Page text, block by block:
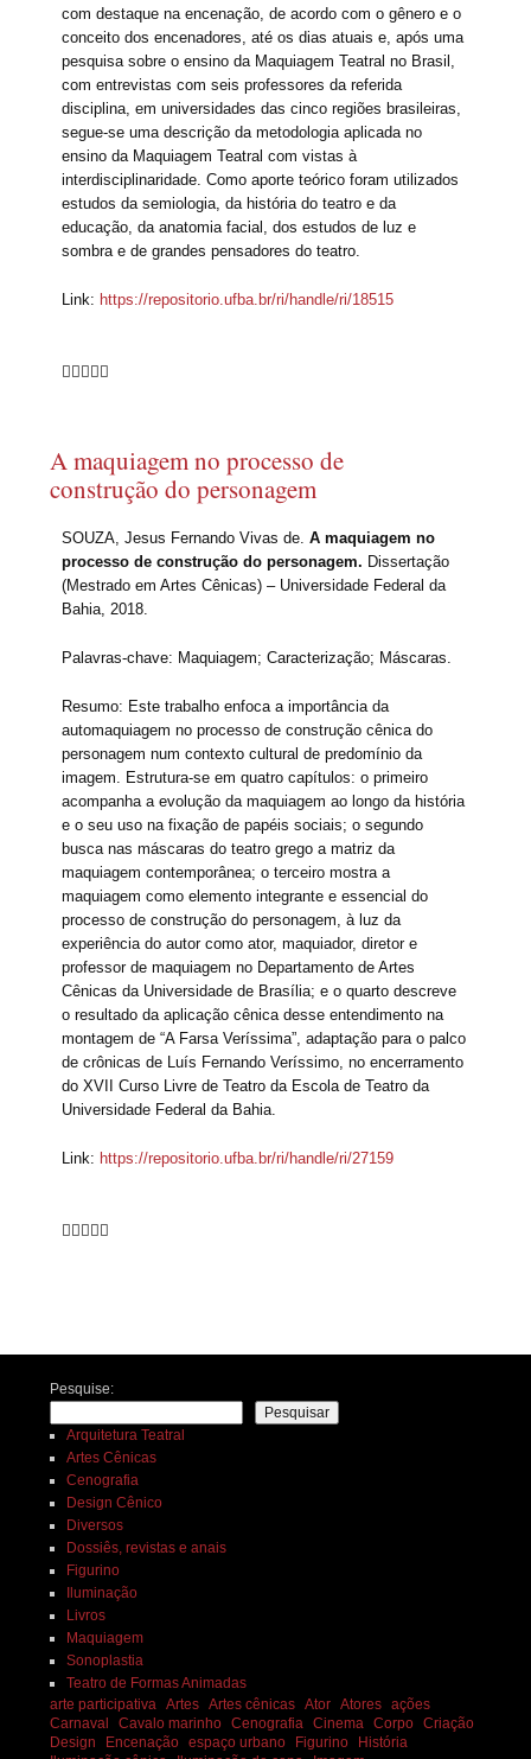
com destaque na encenação, de acordo com o gênero e o
conceito dos encenadores, até os dias atuais e, após uma
pesquisa sobre o ensino da Maquiagem Teatral no Brasil,
com entrevistas com seis professores da referida
disciplina, em universidades das cinco regiões brasileiras,
segue-se uma descrição da metodologia aplicada no
ensino da Maquiagem Teatral com vistas à
interdisciplinaridade. Como aporte teórico foram utilizados
estudos da semiologia, da história do teatro e da
educação, da anatomia facial, dos estudos de luz e
sombra e de grandes pensadores do teatro.
Link: https://repositorio.ufba.br/ri/handle/ri/18515
    
A maquiagem no processo de
construção do personagem
SOUZA, Jesus Fernando Vivas de.A maquiagem no
processo de construção do personagem. Dissertação
(Mestrado em Artes Cênicas) – Universidade Federal da
Bahia, 2018.
Palavras-chave: Maquiagem; Caracterização; Máscaras.
Resumo: Este trabalho enfoca a importância da
automaquiagem no processo de construção cênica do
personagem num contexto cultural de predomínio da
imagem. Estrutura-se em quatro capítulos: o primeiro
acompanha a evolução da maquiagem ao longo da história
e o seu uso na fixação de papéis sociais; o segundo
busca nas máscaras do teatro grego a matriz da
maquiagem contemporânea; o terceiro mostra a
maquiagem como elemento integrante e essencial do
processo de construção do personagem, à luz da
experiência do autor como ator, maquiador, diretor e
professor de maquiagem no Departamento de Artes
Cênicas da Universidade de Brasília; e o quarto descreve
o resultado da aplicação cênica desse entendimento na
montagem de “A Farsa Veríssima”, adaptação para o palco
de crônicas de Luís Fernando Veríssimo, no encerramento
do XVII Curso Livre de Teatro da Escola de Teatro da
Universidade Federal da Bahia.
Link: https://repositorio.ufba.br/ri/handle/ri/27159
    
Pesquise:
Pesquisar
Arquitetura Teatral
Artes Cênicas
Cenografia
Design Cênico
Diversos
Dossiês, revistas e anais
Figurino
Iluminação
Livros
Maquiagem
Sonoplastia
Teatro de Formas Animadas
arte participativa
Artes Artes cênicas Ator Atores ações
Carnaval
Cavalo marinho Cenografia Cinema Corpo Criação
Design
Encenação espaço urbano Figurino
História